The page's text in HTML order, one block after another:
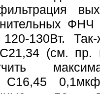
ФНЧ
130Вт. Так-
С21,34 (см.
С16,45